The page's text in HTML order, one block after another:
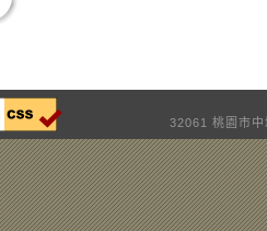
32061 桃園市